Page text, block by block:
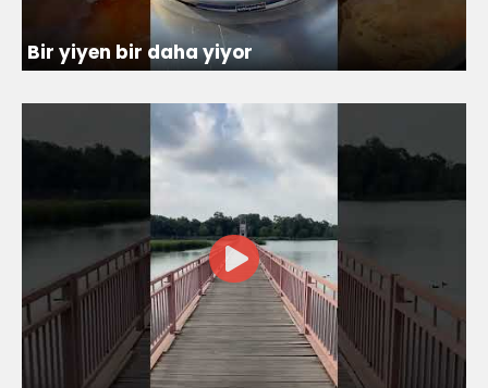
Bir yiyen bir daha yiyor